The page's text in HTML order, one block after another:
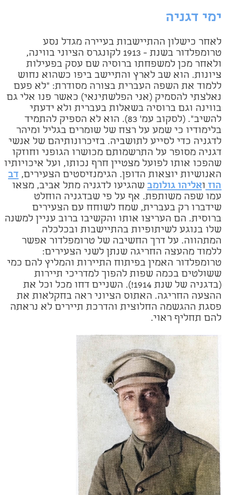
ימי דגניה
לאחר כישלון ההתיישבות בעיירה מגדל נסע
טרומפלדור בשנת - 1913 לקונגרס הציוני בווינה,
ולאחר מכן למשפחתו ברוסיה שם עסק בפעילות
ציונות. הוא שב לארץ והתיישב ביפו כשהוא נחוש
ללמוד את השפה העברית בצורה מסודרת: ”לא פעם
נאלצתי להסמיק (אני הפלשתינאי) כאשר פנו אלי גם
בווינה וגם ברוסיה בשאלות בעברית ולא ידעתי
להשיב". (לסקוב עמ' 83)
. הוא לא הספיק להתמיד
בלימודיו כי שמע על רצח של שומרים בגליל ומיהר
לדגניה כדי לסייע לתושביה. בזיכרונותיהם של אנשי
דגניה מסופר על התרשמותם מכושרו הגופני וחוזקו
שהפכו אותו לפועל מצטיין חרף נכותו, ועל איכויותיו
האנושיות יוצאות הדופן. הגימנזיסטים הצעירים, דב
הוז ואליהו גולומבשהגיעו לדגניה מתל אביב, מצאו
עמו שפה משותפת. אף על פי שבדגניה הוחלט
שידברו רק בעברית, שמח לשוחח עם הצעירים
ברוסית. הם העריצו אותו והקשיבו ברוב עניין למשנה
שלו בנוגע לשיתופיות בהתיישבות ובכלכלה
המתהווה. על דרך החשיבה של טרומפלדור אפשר
ללמוד מהעצה החריגה שנתן לשני הצעירים:
טרומפלדור האמין בפיתוח התיירות והמליץ להם כמי
ששולטים בכמה שפות להפוך למדריכי תיירות
(בדגניה של שנת 1914!). השניים דחו מכל וכל את
ההצעה החריגה. האתוס הציוני ראה בחקלאות את
פסגת ההגשמה החלוצית והדרכת תיירים לא נראתה
להם תחליף ראוי.